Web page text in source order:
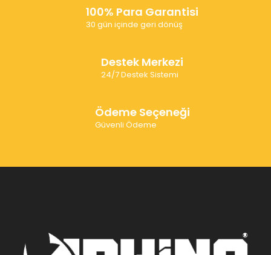
100% Para Garantisi
30 gün içinde geri dönüş
Destek Merkezi
24/7 Destek Sistemi
Ödeme Seçeneği
Güvenli Ödeme